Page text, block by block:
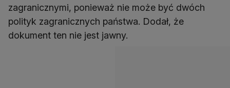
zagranicznymi, ponieważ nie może być dwóch
polityk zagranicznych państwa. Dodał, że
dokument ten nie jest jawny.